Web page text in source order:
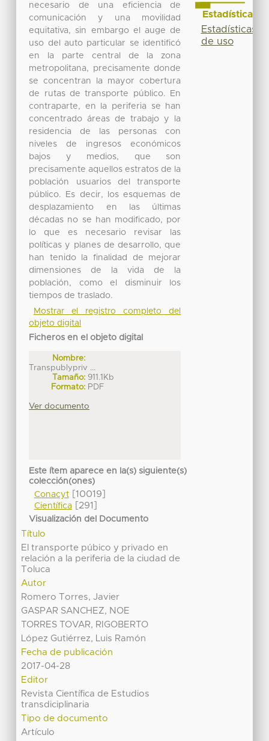
necesario de una eficiencia de
comunicación y una movilidad
equitativa, sin embargo el auge de
uso del auto particular se identificó
en la parte central de la zona
metropolitana, precisamente donde
se concentran la mayor cobertura
de rutas de transporte público. En
contraparte, en la periferia se han
concentrado áreas de trabajo y la
residencia de las personas con
niveles de ingresos económicos
bajos y medios, que son
precisamente aquellos estratos de la
población usuarios del transporte
público. Es decir, los esquemas de
desplazamiento en las últimas
décadas no se han modificado, por
lo que es necesario revisar las
políticas y planes de desarrollo, que
han tenido la finalidad de mejorar
dimensiones de la vida de la
población, como el disminuir los
tiempos de traslado.
Mostrar el registro completo del
objeto digital
Ficheros en el objeto digital
Nombre:
Transpublypriv ...
Tamaño: 911.1Kb
Formato: PDF
Ver documento
Este ítem aparece en la(s) siguiente(s)
colección(ones)
Conacyt[10019]
Científica[291]
Visualización del Documento
Título
El transporte púbico y privado en
relación a la periferia de la ciudad de
Toluca
Autor
Romero Torres, Javier
GASPAR SANCHEZ, NOE
TORRES TOVAR, RIGOBERTO
López Gutiérrez, Luis Ramón
Fecha de publicación
2017-04-28
Editor
Revista Científica de Estudios
transdiciplinaria
Tipo de documento
Artículo
Estadísticas
Estadísticas
de uso